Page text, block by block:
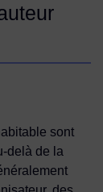
sont
delà de la